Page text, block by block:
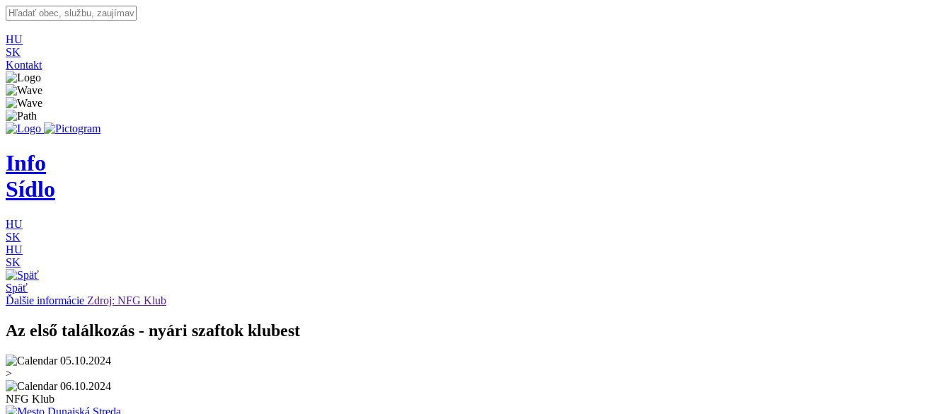
HU
SK
Kontakt
Info
Sídlo
HU
SK
HU
SK
Späť
Ďalšie informácie Zdroj: NFG Klub
Az első találkozás - nyári szaftok klubest
05.10.2024
>
06.10.2024
NFG Klub